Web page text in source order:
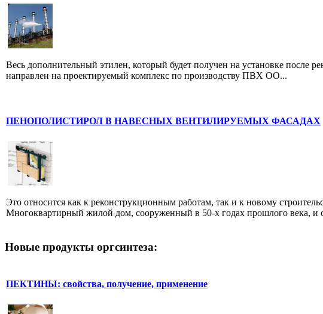
Весь дополнительный этилен, который будет получен на установке после
направлен на проектируемый комплекс по производству ПВХ ОО...
ПЕНОПОЛИСТИРОЛ В НАВЕСНЫХ ВЕНТИЛИРУЕМЫХ ФАСАДАХ
Это относится как к реконструкционным работам, так и к новому
Многоквартирный жилой дом, сооруженный в 50-х годах прошлого века, и
Новые продукты оргсинтеза:
ПЕКТИНЫ: свойства, получение, применение